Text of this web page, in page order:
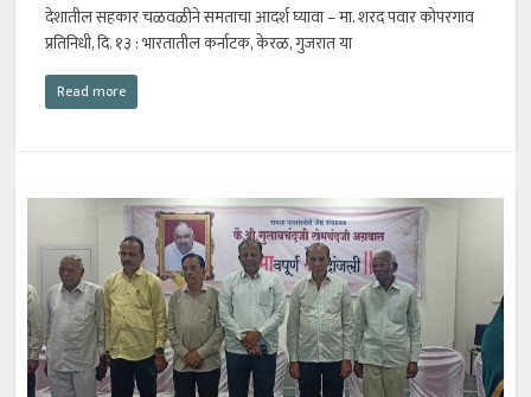
देशातील सहकार चळवळीने समताचा आदर्श घ्यावा – मा. शरद पवार कोपरगाव
प्रतिनिधी, दि. १३ : भारतातील कर्नाटक, केरळ, गुजरात या
Read more